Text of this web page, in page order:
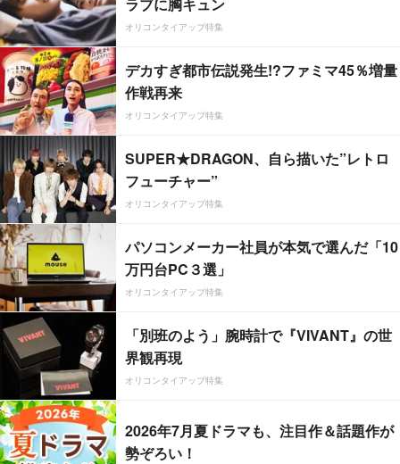
オリコンタイアップ特集
デカすぎ都市伝説発生!?ファミマ45％増量
作戦再来
オリコンタイアップ特集
SUPER★DRAGON、自ら描いた”レトロ
フューチャー”
オリコンタイアップ特集
パソコンメーカー社員が本気で選んだ「10
万円台PC３選」
オリコンタイアップ特集
「別班のよう」腕時計で『VIVANT』の世
界観再現
オリコンタイアップ特集
2026年7月夏ドラマも、注目作＆話題作が
勢ぞろい！